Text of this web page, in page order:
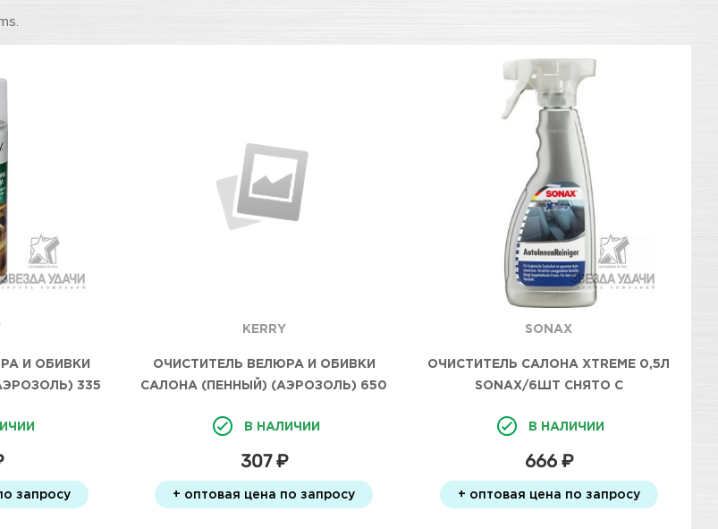
И ОБИВКИ
335
запросу
KERRY
ОЧИСТИТЕЛЬ ВЕЛЮРА И ОБИВКИ
САЛОНА (ПЕННЫЙ) (АЭРОЗОЛЬ) 650
В НАЛИЧИИ
307 ₽
+ оптовая цена по запросу
SONAX
ОЧИСТИТЕЛЬ САЛОНА XTREME 0,5Л
SONAX/6ШТ СНЯТО С
В НАЛИЧИИ
666 ₽
+ оптовая цена по запросу